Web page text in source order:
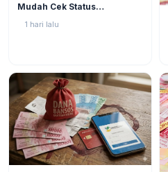
Mudah Cek Status
1 hari lalu